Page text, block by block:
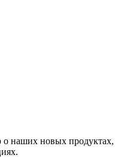
наших новых продуктах,